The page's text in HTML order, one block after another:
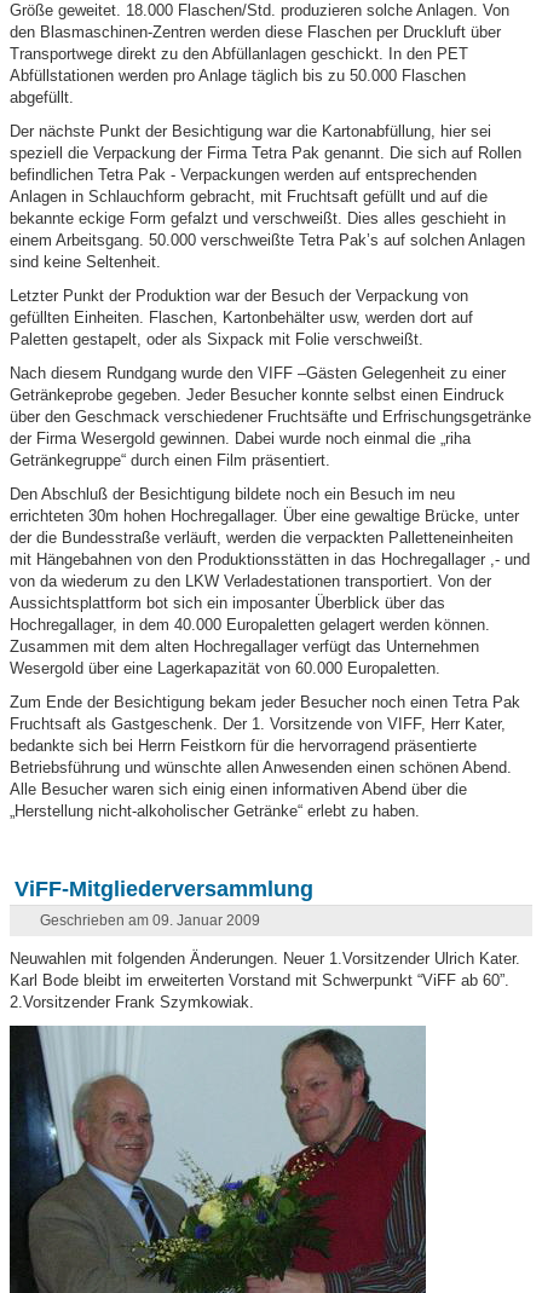
Größe geweitet. 18.000 Flaschen/Std. produzieren solche Anlagen. Von
den Blasmaschinen-Zentren werden diese Flaschen per Druckluft über
Transportwege direkt zu den Abfüllanlagen geschickt. In den PET
Abfüllstationen werden pro Anlage täglich bis zu 50.000 Flaschen
abgefüllt.
Der nächste Punkt der Besichtigung war die Kartonabfüllung, hier sei
speziell die Verpackung der Firma Tetra Pak genannt. Die sich auf Rollen
befindlichen Tetra Pak - Verpackungen werden auf entsprechenden
Anlagen in Schlauchform gebracht, mit Fruchtsaft gefüllt und auf die
bekannte eckige Form gefalzt und verschweißt. Dies alles geschieht in
einem Arbeitsgang. 50.000 verschweißte Tetra Pak’s auf solchen Anlagen
sind keine Seltenheit.
Letzter Punkt der Produktion war der Besuch der Verpackung von
gefüllten Einheiten. Flaschen, Kartonbehälter usw, werden dort auf
Paletten gestapelt, oder als Sixpack mit Folie verschweißt.
Nach diesem Rundgang wurde den VIFF –Gästen Gelegenheit zu einer
Getränkeprobe gegeben. Jeder Besucher konnte selbst einen Eindruck
über den Geschmack verschiedener Fruchtsäfte und Erfrischungsgetränke
der Firma Wesergold gewinnen. Dabei wurde noch einmal die „riha
Getränkegruppe“ durch einen Film präsentiert.
Den Abschluß der Besichtigung bildete noch ein Besuch im neu
errichteten 30m hohen Hochregallager. Über eine gewaltige Brücke, unter
der die Bundesstraße verläuft, werden die verpackten Palletteneinheiten
mit Hängebahnen von den Produktionsstätten in das Hochregallager ,- und
von da wiederum zu den LKW Verladestationen transportiert. Von der
Aussichtsplattform bot sich ein imposanter Überblick über das
Hochregallager, in dem 40.000 Europaletten gelagert werden können.
Zusammen mit dem alten Hochregallager verfügt das Unternehmen
Wesergold über eine Lagerkapazität von 60.000 Europaletten.
Zum Ende der Besichtigung bekam jeder Besucher noch einen Tetra Pak
Fruchtsaft als Gastgeschenk. Der 1. Vorsitzende von VIFF, Herr Kater,
bedankte sich bei Herrn Feistkorn für die hervorragend präsentierte
Betriebsführung und wünschte allen Anwesenden einen schönen Abend.
Alle Besucher waren sich einig einen informativen Abend über die
„Herstellung nicht-alkoholischer Getränke“ erlebt zu haben.
ViFF-Mitgliederversammlung
Geschrieben am 09. Januar 2009
Neuwahlen mit folgenden Änderungen. Neuer 1.Vorsitzender Ulrich Kater.
Karl Bode bleibt im erweiterten Vorstand mit Schwerpunkt “ViFF ab 60”.
2.Vorsitzender Frank Szymkowiak.